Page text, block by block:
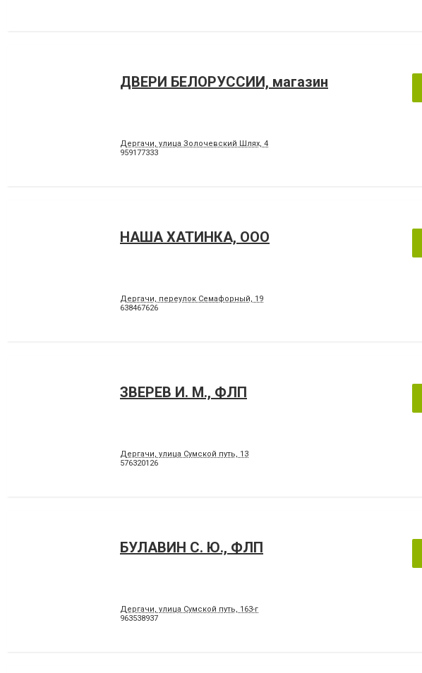
ДВЕРИ БЕЛОРУСCИИ, магазин
Дергачи, улица Золочевский Шлях, 4
959177333
НАША ХАТИНКА, ООО
Дергачи, переулок Семафорный, 19
638467626
ЗВЕРЕВ И. М., ФЛП
Дергачи, улица Сумской путь, 13
576320126
БУЛАВИН С. Ю., ФЛП
Дергачи, улица Сумской путь, 163-г
963538937